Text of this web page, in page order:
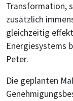
Transformation,
zusätzlich
gleichzeitig
Energiesystems
Peter.
Die geplanten